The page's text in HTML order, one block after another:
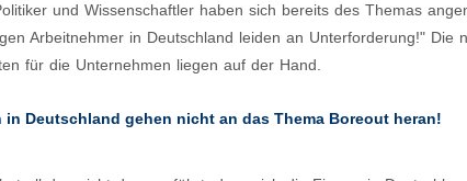
und Wissenschaftler haben sich bereits des Themas
Arbeitnehmer in Deutschland leiden an Unterforderung!" Die
für die Unternehmen liegen auf der Hand.
in Deutschland gehen nicht an das Thema Boreout heran!